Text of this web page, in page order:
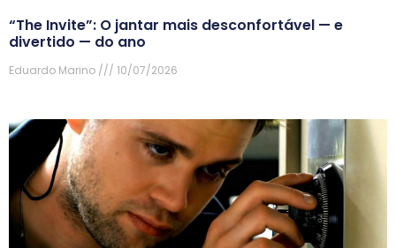
“The Invite”: O jantar mais desconfortável — e
divertido — do ano
Eduardo Marino 10/07/2026